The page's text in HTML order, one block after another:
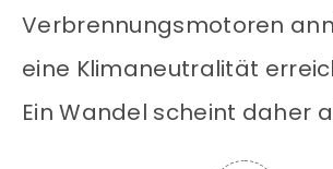
Verbrennungsmotoren
eine Klimaneutralität
Ein Wandel scheint daher